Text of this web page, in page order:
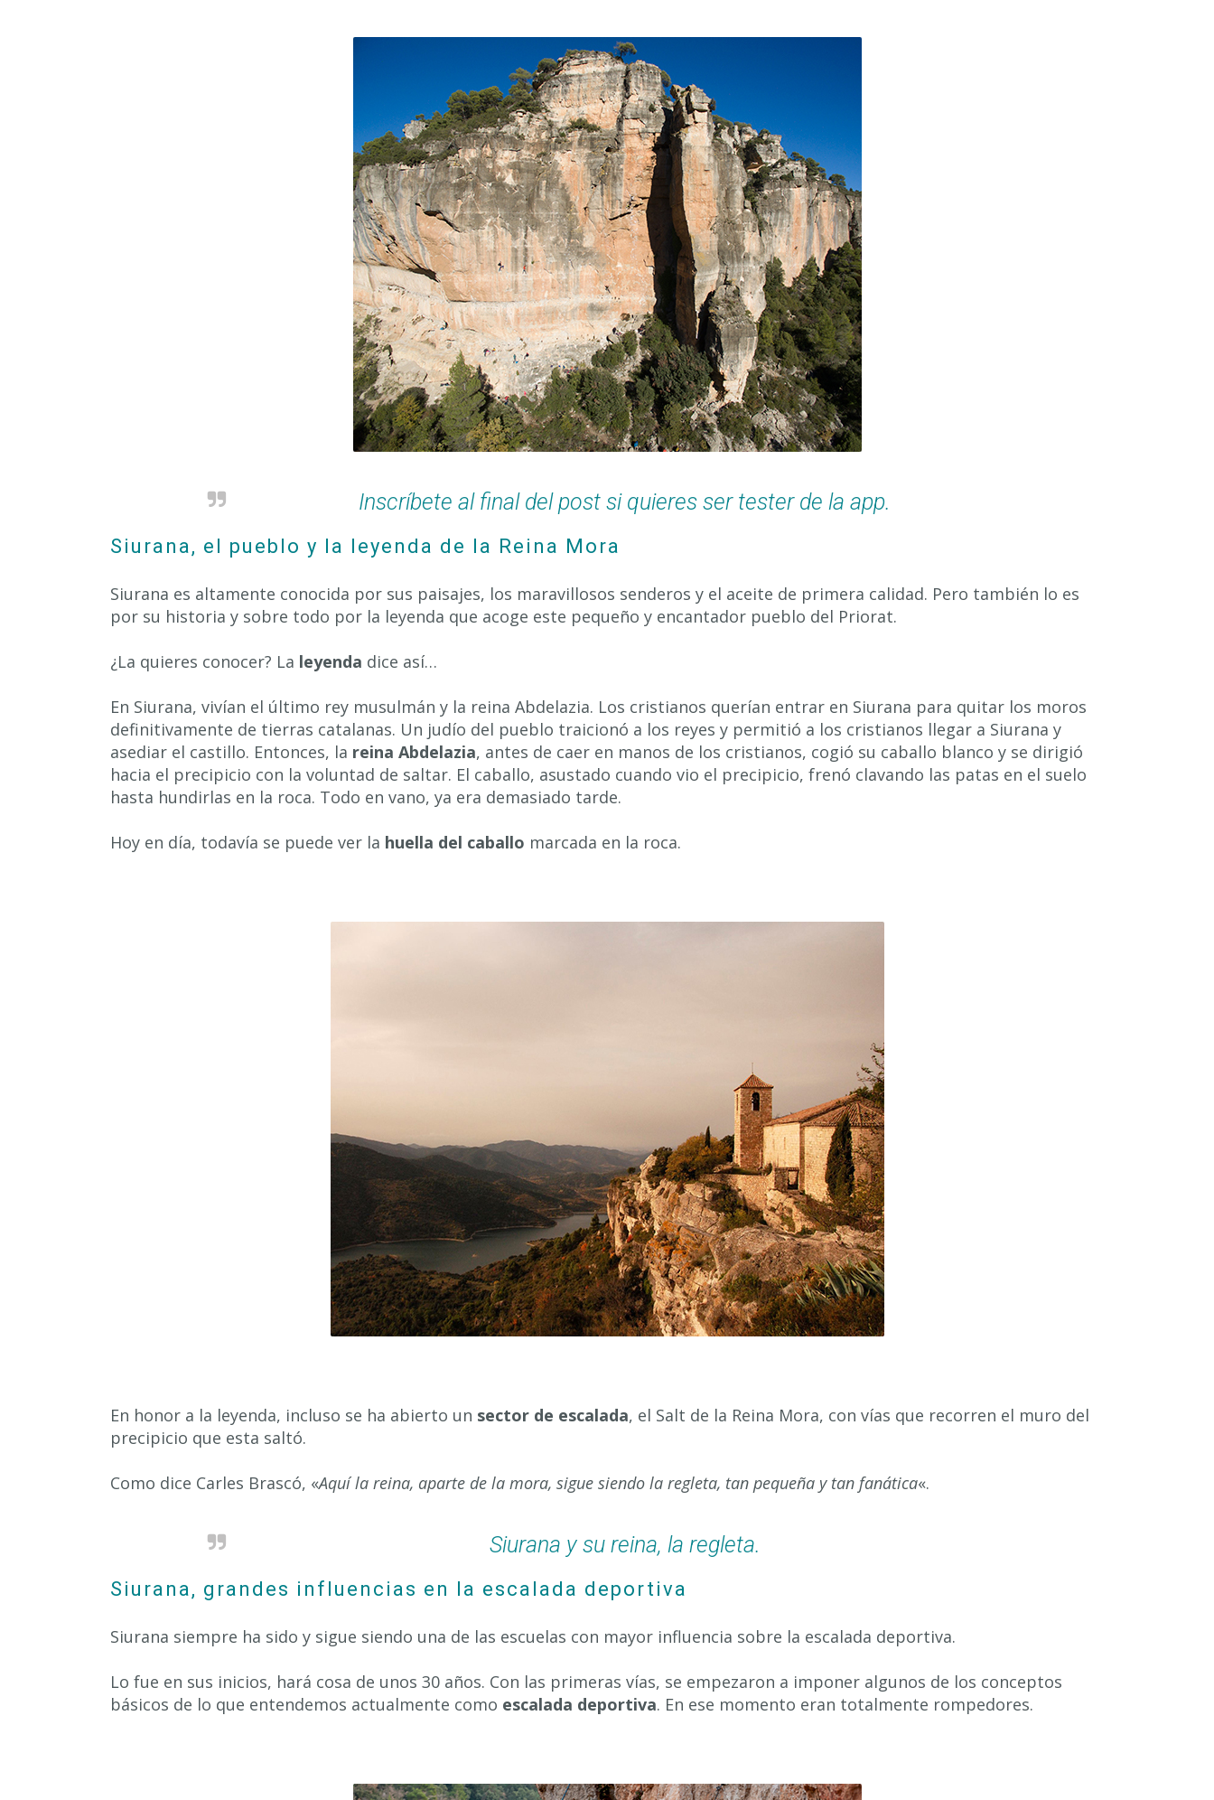
Inscríbete al final del post si quieres ser tester de la app.
Siurana, el pueblo y la leyenda de la Reina Mora
Siurana es altamente conocida por sus paisajes, los maravillosos senderos y el aceite de primera calidad. Pero también lo es
por su historia y sobre todo por la leyenda que acoge este pequeño y encantador pueblo del Priorat.
¿La quieres conocer? La leyenda dice así…
En Siurana, vivían el último rey musulmán y la reina Abdelazia. Los cristianos querían entrar en Siurana para quitar los moros
definitivamente de tierras catalanas. Un judío del pueblo traicionó a los reyes y permitió a los cristianos llegar a Siurana y
asediar el castillo. Entonces, la reina Abdelazia, antes de caer en manos de los cristianos, cogió su caballo blanco y se dirigió
hacia el precipicio con la voluntad de saltar. El caballo, asustado cuando vio el precipicio, frenó clavando las patas en el suelo
hasta hundirlas en la roca. Todo en vano, ya era demasiado tarde.
Hoy en día, todavía se puede ver la huella del caballo marcada en la roca.
En honor a la leyenda, incluso se ha abierto un sector de escalada, el Salt de la Reina Mora, con vías que recorren el muro del
precipicio que esta saltó.
Como dice Carles Brascó, «Aquí la reina, aparte de la mora, sigue siendo la regleta, tan pequeña y tan fanática«.
Siurana y su reina, la regleta.
Siurana, grandes influencias en la escalada deportiva
Siurana siempre ha sido y sigue siendo una de las escuelas con mayor influencia sobre la escalada deportiva.
Lo fue en sus inicios, hará cosa de unos 30 años. Con las primeras vías, se empezaron a imponer algunos de los conceptos
básicos de lo que entendemos actualmente como escalada deportiva. En ese momento eran totalmente rompedores.